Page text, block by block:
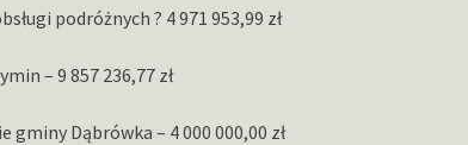
podróżnych ? 4 971 953,99 zł
– 9 857 236,77 zł
Dąbrówka – 4 000 000,00 zł